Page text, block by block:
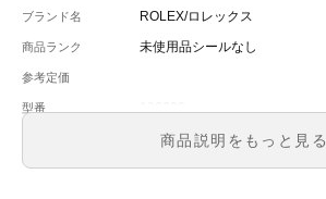
ブランド名 ROLEX/ロレックス
商品ランク 未使用品シールなし
参考定価
型番
メンズ
文字盤 スレートローマ文字盤
商品説明をもっと見る